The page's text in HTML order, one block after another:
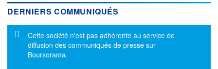
DERNIERS COMMUNIQUÉS
Message d'information
Cette société n'est pas adhérente au service de
diffusion des communiqués de presse sur
Boursorama.